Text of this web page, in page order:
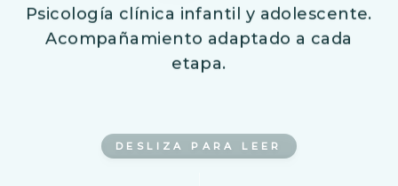
Psicología clínica infantil y adolescente.
Acompañamiento adaptado a cada
etapa.
DESLIZA PARA LEER